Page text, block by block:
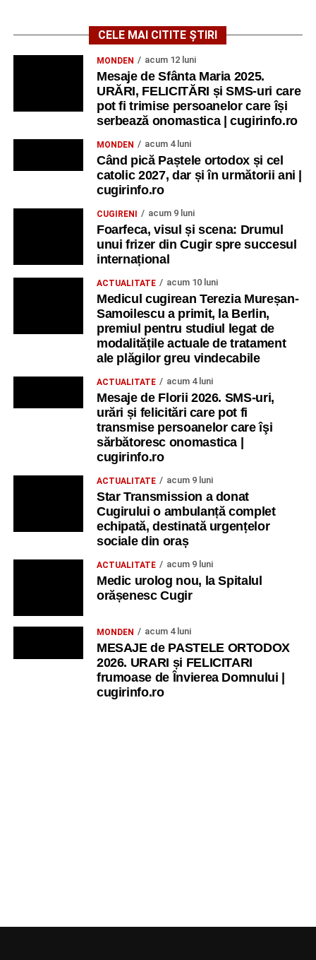
CELE MAI CITITE ȘTIRI
MONDEN acum 12 luni
Mesaje de Sfânta Maria 2025.
URĂRI, FELICITĂRI și SMS-uri care
pot fi trimise persoanelor care își
serbează onomastica | cugirinfo.ro
MONDEN acum 4 luni
Când pică Paștele ortodox și cel
catolic 2027, dar și în următorii ani |
cugirinfo.ro
CUGIRENI acum 9 luni
Foarfeca, visul și scena: Drumul
unui frizer din Cugir spre succesul
internațional
ACTUALITATE acum 10 luni
Medicul cugirean Terezia Mureșan-
Samoilescu a primit, la Berlin,
premiul pentru studiul legat de
modalitățile actuale de tratament
ale plăgilor greu vindecabile
ACTUALITATE acum 4 luni
Mesaje de Florii 2026. SMS-uri,
urări și felicitări care pot fi
transmise persoanelor care îşi
sărbătoresc onomastica |
cugirinfo.ro
ACTUALITATE acum 9 luni
Star Transmission a donat
Cugirului o ambulanță complet
echipată, destinată urgențelor
sociale din oraș
ACTUALITATE acum 9 luni
Medic urolog nou, la Spitalul
orășenesc Cugir
MONDEN acum 4 luni
MESAJE de PASTELE ORTODOX
2026. URARI și FELICITARI
frumoase de Învierea Domnului |
cugirinfo.ro